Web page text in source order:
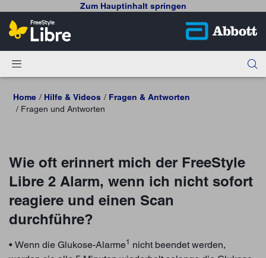
Zum Hauptinhalt springen
Home Hilfe & Videos
Fragen & Antworten
Fragen und Antworten
Wie oft erinnert mich der FreeStyle
Libre 2 Alarm, wenn ich nicht sofort
reagiere und einen Scan
durchführe?
• Wenn die Glukose-Alarme1 nicht beendet werden,